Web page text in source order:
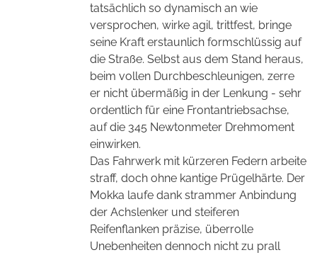
tatsächlich so dynamisch an wie
versprochen, wirke agil, trittfest, bringe
seine Kraft erstaunlich formschlüssig auf
die Straße. Selbst aus dem Stand heraus,
beim vollen Durchbeschleunigen, zerre
er nicht übermäßig in der Lenkung - sehr
ordentlich für eine Frontantriebsachse,
auf die 345 Newtonmeter Drehmoment
einwirken.
Das Fahrwerk mit kürzeren Federn arbeite
straff, doch ohne kantige Prügelhärte. Der
Mokka laufe dank strammer Anbindung
der Achslenker und steiferen
Reifenflanken präzise, überrolle
Unebenheiten dennoch nicht zu prall